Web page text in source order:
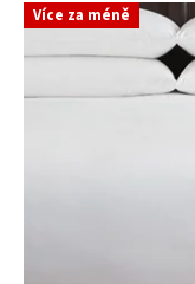
Více za méně